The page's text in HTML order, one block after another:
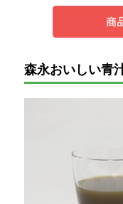
森永おいしい青